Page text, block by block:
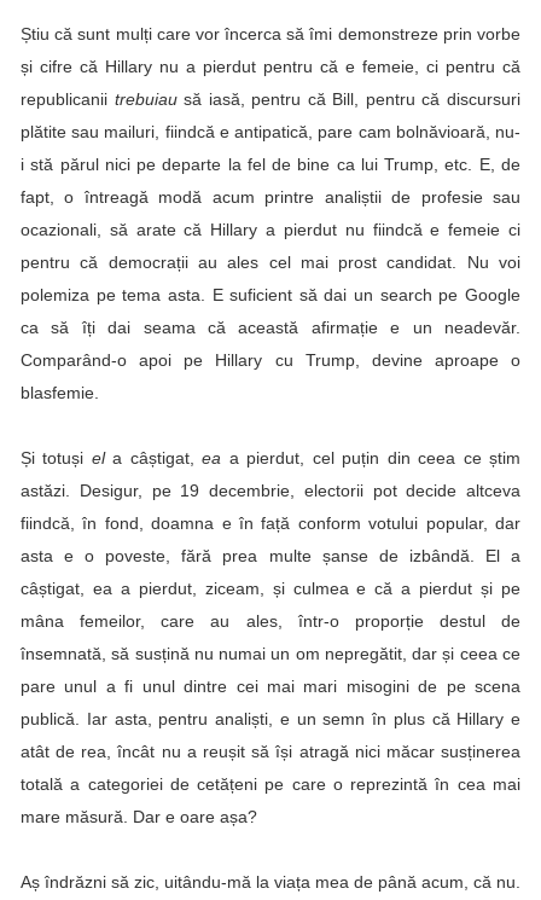
Știu că sunt mulți care vor încerca să îmi demonstreze prin vorbe
și cifre că Hillary nu a pierdut pentru că e femeie, ci pentru că
republicanii trebuiausă iasă, pentru că Bill, pentru că discursuri
plătite sau mailuri, fiindcă e antipatică, pare cam bolnăvioară, nu-
i stă părul nici pe departe la fel de bine ca lui Trump, etc. E, de
fapt, o întreagă modă acum printre analiștii de profesie sau
ocazionali, să arate că Hillary a pierdut nu fiindcă e femeie ci
pentru că democrații au ales cel mai prost candidat. Nu voi
polemiza pe tema asta. E suficient să dai un search pe Google
ca să îți dai seama că această afirmație e un neadevăr.
Comparând-o apoi pe Hillary cu Trump, devine aproape o
blasfemie.
Și totuși ela câștigat,ea a pierdut, cel puțin din ceea ce știm
astăzi. Desigur, pe 19 decembrie, electorii pot decide altceva
fiindcă, în fond, doamna e în față conform votului popular, dar
asta e o poveste, fără prea multe șanse de izbândă. El a
câștigat, ea a pierdut, ziceam, și culmea e că a pierdut și pe
mâna femeilor, care au ales, într-o proporție destul de
însemnată, să susțină nu numai un om nepregătit, dar și ceea ce
pare unul a fi unul dintre cei mai mari misogini de pe scena
publică. Iar asta, pentru analiști, e un semn în plus că Hillary e
atât de rea, încât nu a reușit să își atragă nici măcar susținerea
totală a categoriei de cetățeni pe care o reprezintă în cea mai
mare măsură. Dar e oare așa?
Aș îndrăzni să zic, uitându-mă la viața mea de până acum, că nu.